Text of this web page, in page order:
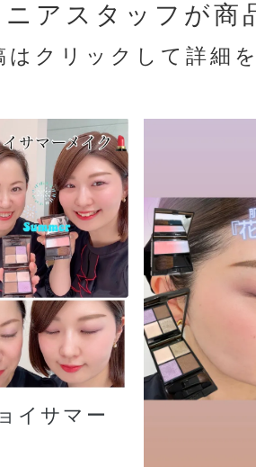
健康食品／サプ
ファッション
ニアスタッフが商
クリックして詳細
イサマー